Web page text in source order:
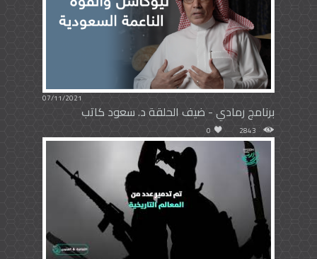
07/11/2021
برنامج رمادي - ضيف الحلقة د. سعود كاتب
2843
0